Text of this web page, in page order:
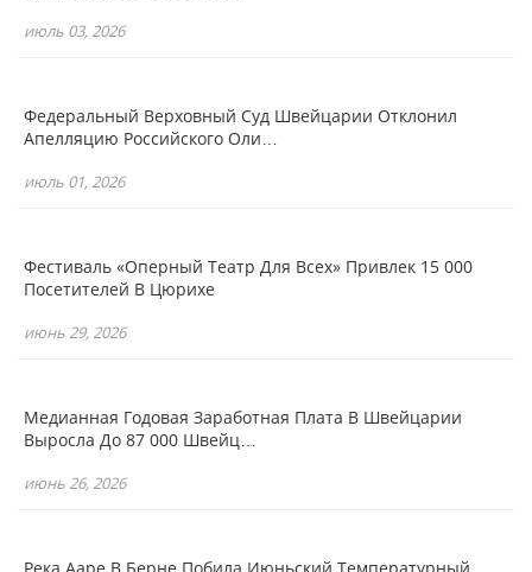
июль 03, 2026
Федеральный Верховный Суд Швейцарии Отклонил
Апелляцию Российского Оли…
июль 01, 2026
Фестиваль «Оперный Театр Для Всех» Привлек 15 000
Посетителей В Цюрихе
июнь 29, 2026
Медианная Годовая Заработная Плата В Швейцарии
Выросла До 87 000 Швейц…
июнь 26, 2026